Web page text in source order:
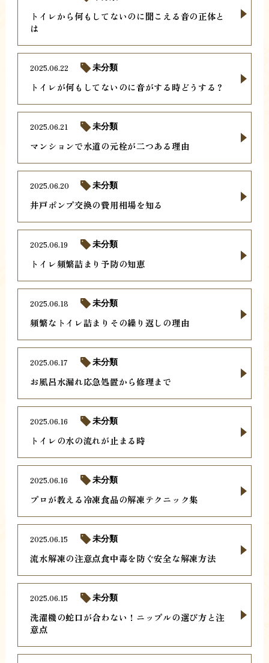
トイレから何もしてないのに聞こえる音の正体と
は
トイレが何もしてないのに音がする時どうする？
2025.06.22 未分類
マンションで水道の元栓が二つある理由
2025.06.21 未分類
井戸ポンプ交換の費用相場を知る
2025.06.20 未分類
トイレ頻繁詰まり予防の知恵
2025.06.19 未分類
頻繁なトイレ詰まりその繰り返しの理由
2025.06.18 未分類
お風呂水漏れ応急処置から修理まで
2025.06.17 未分類
トイレの水の流れが止まる時
2025.06.16 未分類
プロが教える冷凍食品の解凍テクニック集
2025.06.16 未分類
流水解凍の注意点食中毒を防ぐ安全な解凍方法
2025.06.15 未分類
洗濯機の蛇口が合わない！ニップルの選び方と注
意点
2025.06.15 未分類